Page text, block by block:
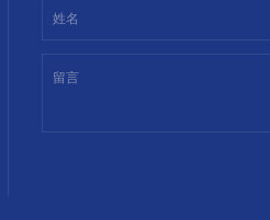
姓名
留言